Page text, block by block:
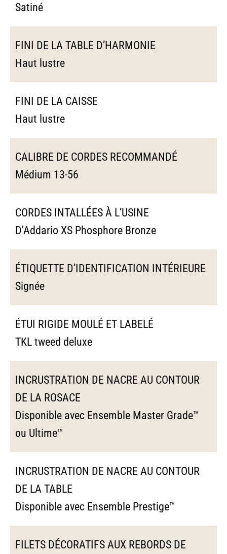
Satiné
FINI DE LA TABLE D’HARMONIE
Haut lustre
FINI DE LA CAISSE
Haut lustre
CALIBRE DE CORDES RECOMMANDÉ
Médium 13-56
CORDES INTALLÉES À L’USINE
D'Addario XS Phosphore Bronze
ÉTIQUETTE D’IDENTIFICATION INTÉRIEURE
Signée
ÉTUI RIGIDE MOULÉ ET LABELÉ
TKL tweed deluxe
INCRUSTRATION DE NACRE AU CONTOUR
DE LA ROSACE
Disponible avec Ensemble Master Grade™
ou Ultime™
INCRUSTRATION DE NACRE AU CONTOUR
DE LA TABLE
Disponible avec Ensemble Prestige™
FILETS DÉCORATIFS AUX REBORDS DE